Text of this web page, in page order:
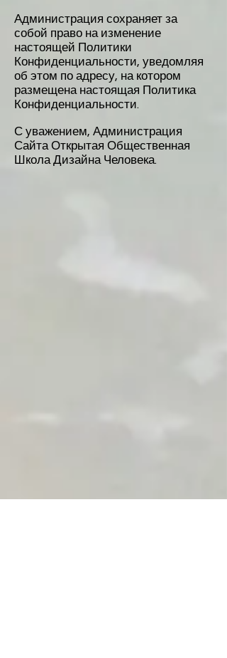
Администрация сохраняет за
собой право на изменение
настоящей Политики
Конфиденциальности, уведомляя
об этом по адресу, на котором
размещена настоящая Политика
Конфиденциальности.
С уважением, Администрация
Сайта Открытая Общественная
Школа Дизайна Человека.